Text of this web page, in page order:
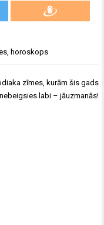
,horoskops
zīmes, kurām šis gads
nebeigsies labi – jāuzmanās!